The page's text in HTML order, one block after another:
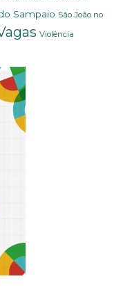
Sampaio São João no
Violência